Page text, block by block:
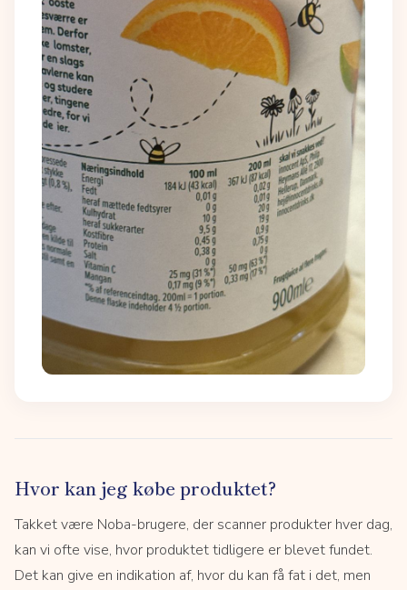
Hvor kan jeg købe produktet?
Takket være Noba-brugere, der scanner produkter hver dag,
kan vi ofte vise, hvor produktet tidligere er blevet fundet.
Det kan give en indikation af, hvor du kan få fat i det, men